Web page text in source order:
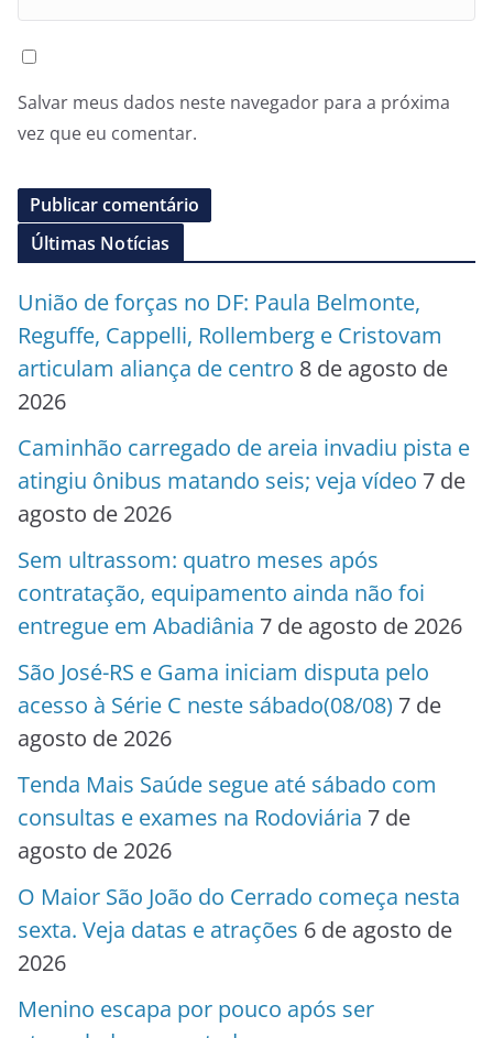
Salvar meus dados neste navegador para a próxima
vez que eu comentar.
Últimas Notícias
União de forças no DF: Paula Belmonte,
Reguffe, Cappelli, Rollemberg e Cristovam
articulam aliança de centro 8 de agosto de
2026
Caminhão carregado de areia invadiu pista e
atingiu ônibus matando seis; veja vídeo 7 de
agosto de 2026
Sem ultrassom: quatro meses após
contratação, equipamento ainda não foi
entregue em Abadiânia 7 de agosto de 2026
São José-RS e Gama iniciam disputa pelo
acesso à Série C neste sábado(08/08) 7 de
agosto de 2026
Tenda Mais Saúde segue até sábado com
consultas e exames na Rodoviária 7 de
agosto de 2026
O Maior São João do Cerrado começa nesta
sexta. Veja datas e atrações 6 de agosto de
2026
Menino escapa por pouco após ser